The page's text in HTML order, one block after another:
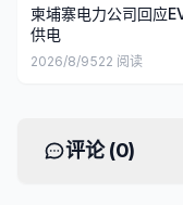
柬埔寨电力公司回应
供电
2026/8/9522 阅读
评论 (0)